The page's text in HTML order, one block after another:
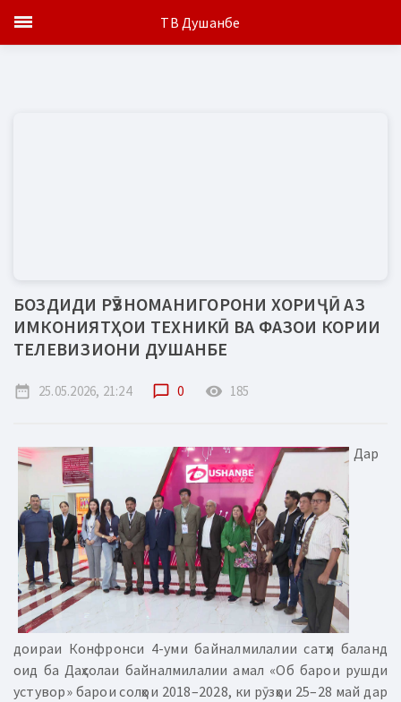
БОЗДИДИ РӮЗНОМАНИГОРОНИ ХОРИҶӢ АЗ
ИМКОНИЯТҲОИ ТЕХНИКӢ ВА ФАЗОИ КОРИИ
ТЕЛЕВИЗИОНИ ДУШАНБЕ
date_range 25.05.2026, 21:24 chat_bubble_outline 0 remove_red_eye 185
Дар
доираи Конфронси 4-уми байналмилалии сатҳи баланд
оид ба Даҳсолаи байналмилалии амал «Об барои рушди
устувор» барои солҳои 2018–2028, ки рӯзҳои 25–28 май дар
ТВ Душанбе